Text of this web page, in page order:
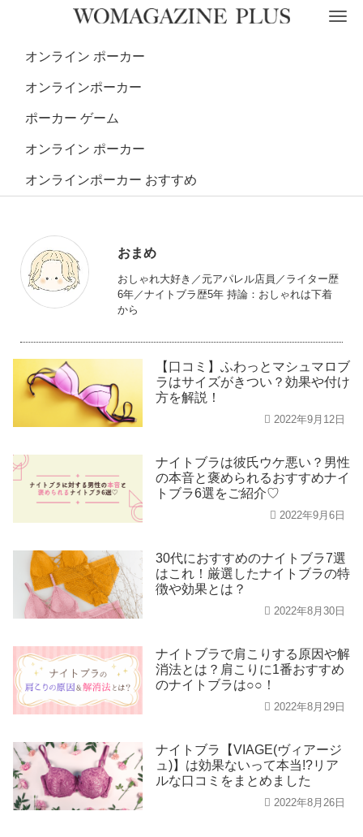
オンライン ポーカー
オンラインポーカー
ポーカー ゲーム
オンライン ポーカー
オンラインポーカー おすすめ
おまめ
おしゃれ大好き／元アパレル店員／ライター歴
6年／ナイトブラ歴5年 持論：おしゃれは下着
から
【口コミ】ふわっとマシュマロブ
ラはサイズがきつい？効果や付け
方を解説！
2022年9月12日
ナイトブラは彼氏ウケ悪い？男性
の本音と褒められるおすすめナイ
トブラ6選をご紹介♡
2022年9月6日
30代におすすめのナイトブラ7選
はこれ！厳選したナイトブラの特
徴や効果とは？
2022年8月30日
ナイトブラで肩こりする原因や解
消法とは？肩こりに1番おすすめ
のナイトブラは○○！
2022年8月29日
ナイトブラ【VIAGE(ヴィアージ
ュ)】は効果ないって本当!?リア
ルな口コミをまとめました
2022年8月26日